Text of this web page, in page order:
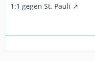
1:1 gegen St. Pauli